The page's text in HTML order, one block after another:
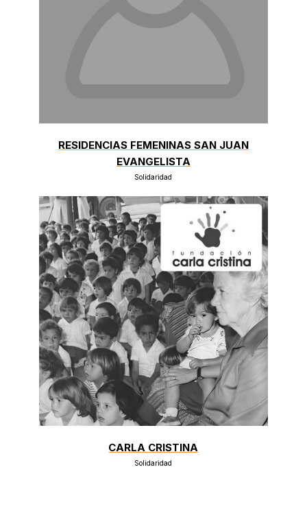
RESIDENCIAS FEMENINAS SAN JUAN
EVANGELISTA
Solidaridad
CARLA CRISTINA
Solidaridad